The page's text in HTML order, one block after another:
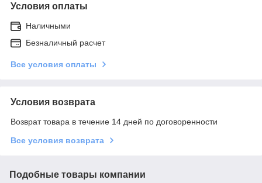
Условия оплаты
Наличными
Безналичный расчет
Все условия оплаты
Условия возврата
Возврат товара в течение 14 дней по договоренности
Все условия возврата
Подобные товары компании